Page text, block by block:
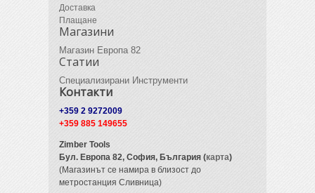
Доставка
Плащане
Магазини
Магазин Европа 82
Статии
Специализирани Инструменти
Контакти
+359 2 9272009
+359 885 149655
Zimber Tools
Бул. Европа 82, София, България (карта)
(Магазинът се намира в близост до
метростанция Сливница)